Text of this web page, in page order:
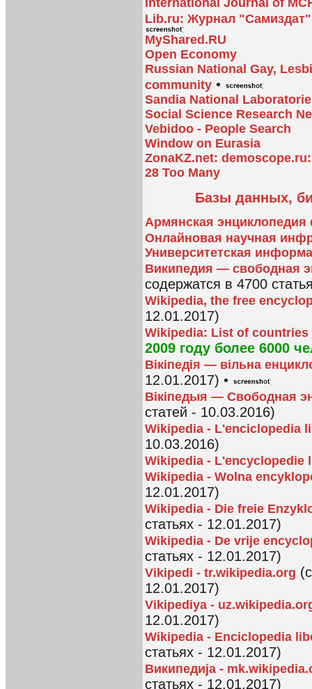
International Journal of
Lib.ru: Журнал
MyShared.RU
Open Economy
Russian National Gay,
community •
Sandia National
Social Science Research
Vebidoo - People Search
Window on Eurasia
ZonaKZ.net:
28 Too Many
Базы данных,
Армянская энциклопедия
Онлайновая научная
Университетская
Википедия — свободная
содержатся в 4700
Wikipedia, the free
12.01.2017)
Wikipedia: List of
2009 году более 6000
Вікіпедія — вільна
12.01.2017) •
Вікіпедыя — Свободная
статей - 10.03.2016)
Wikipedia - L'enciclopedia
10.03.2016)
Wikipedia - L'encyclopedie
Wikipedia - Wolna
12.01.2017)
Wikipedia - Die freie
статьях - 12.01.2017)
Wikipedia - De vrije
статьях - 12.01.2017)
Vikipedi - tr.wikipedia.org
12.01.2017)
Vikipediya -
12.01.2017)
Wikipedia - Enciclopedia
статьях - 12.01.2017)
Википедиjа -
статьях - 12.01.2017)